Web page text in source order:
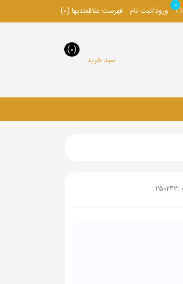
0
ورود/ثبت نام فهرست علاقمندیها (0)
سبد خرید
(0)
:
250242